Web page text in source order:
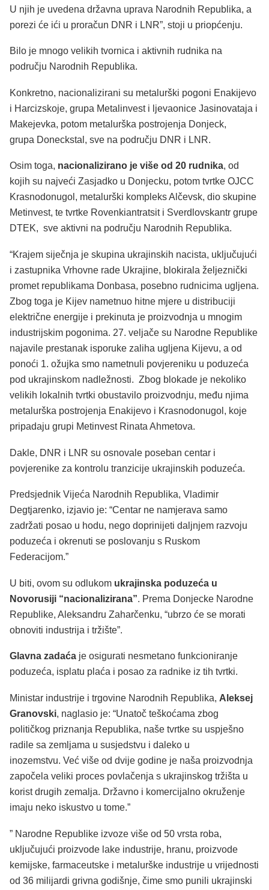
U njih je uvedena državna uprava Narodnih Republika, a
porezi će ići u proračun DNR i LNR”, stoji u priopćenju.
Bilo je mnogo velikih tvornica i aktivnih rudnika na
području Narodnih Republika.
Konkretno, nacionalizirani su metalurški pogoni Enakijevo
i Harcizskoje, grupa Metalinvest i ljevaonice Jasinovataja i
Makejevka, potom metalurška postrojenja Donjeck,
grupa Doneckstal, sve na području DNR i LNR.
Osim toga, nacionalizirano je više od 20 rudnika, od
kojih su najveći Zasjadko u Donjecku, potom tvrtke OJCC
Krasnodonugol, metalurški kompleks Alčevsk, dio skupine
Metinvest, te tvrtke Rovenkiantratsit i Sverdlovskantr grupe
DTEK, sve aktivni na području Narodnih Republika.
“Krajem siječnja je skupina ukrajinskih nacista, uključujući
i zastupnika Vrhovne rade Ukrajine, blokirala željeznički
promet republikama Donbasa, posebno rudnicima ugljena.
Zbog toga je Kijev nametnuo hitne mjere u distribuciji
električne energije i prekinuta je proizvodnja u mnogim
industrijskim pogonima. 27. veljače su Narodne Republike
najavile prestanak isporuke zaliha ugljena Kijevu, a od
ponoći 1. ožujka smo nametnuli povjereniku u poduzeća
pod ukrajinskom nadležnosti. Zbog blokade je nekoliko
velikih lokalnih tvrtki obustavilo proizvodnju, među njima
metalurška postrojenja Enakijevo i Krasnodonugol, koje
pripadaju grupi Metinvest Rinata Ahmetova.
Dakle, DNR i LNR su osnovale poseban centar i
povjerenike za kontrolu tranzicije ukrajinskih poduzeća.
Predsjednik Vijeća Narodnih Republika, Vladimir
Degtjarenko, izjavio je: “Centar ne namjerava samo
zadržati posao u hodu, nego doprinijeti daljnjem razvoju
poduzeća i okrenuti se poslovanju s Ruskom
Federacijom.”
U biti, ovom su odlukom ukrajinska poduzeća u
Novorusiji “nacionalizirana”. Prema Donjecke Narodne
Republike, Aleksandru Zaharčenku, “ubrzo će se morati
obnoviti industrija i tržište”.
Glavna zadaća je osigurati nesmetano funkcioniranje
poduzeća, isplatu plaća i posao za radnike iz tih tvrtki.
Ministar industrije i trgovine Narodnih Republika, Aleksej
Granovski, naglasio je: “Unatoč teškoćama zbog
političkog priznanja Republika, naše tvrtke su uspješno
radile sa zemljama u susjedstvu i daleko u
inozemstvu. Već više od dvije godine je naša proizvodnja
započela veliki proces povlačenja s ukrajinskog tržišta u
korist drugih zemalja. Državno i komercijalno okruženje
imaju neko iskustvo u tome.”
” Narodne Republike izvoze više od 50 vrsta roba,
uključujući proizvode lake industrije, hranu, proizvode
kemijske, farmaceutske i metalurške industrije u vrijednosti
od 36 milijardi grivna godišnje, čime smo punili ukrajinski